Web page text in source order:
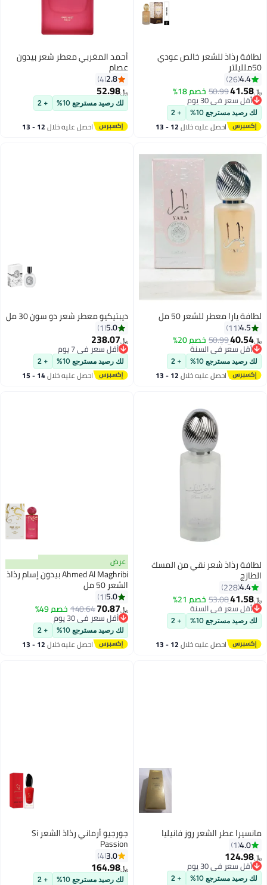
لطافة رذاذ للشعر خالص عودي
50ملليلتر
4.4
26
﷼‏41.58
50.99خصم 18%
أقل سعر في 30 يوم
أقل سعر في 30 يوم
لك رصيد مسترجع 10% + 2
احصل عليه خلال 12 - 13
أحمد المغربي معطر شعر بيدون
عصام
2.8
4
﷼‏52.98
لك رصيد مسترجع 10% + 2
احصل عليه خلال 12 - 13
لطافة يارا معطر للشعر 50 مل
4.5
11
﷼‏40.54
50.99خصم 20% #22 في رذاذ الشعر
أقل سعر في السنة
#22 في رذاذ الشعر
لك رصيد مسترجع 10% + 2
احصل عليه خلال 12 - 13
ديبتيكيو معطر شعر دو سون 30 مل
5.0
1
﷼‏238.07
أقل سعر في 7 يوم
أقل سعر في 7 يوم
لك رصيد مسترجع 10% + 2
احصل عليه خلال 14 - 15
لطافة رذاذ شعر نقي من المسك
الطازج
4.4
228
﷼‏41.58
53.08خصم 21% #10 في رذاذ الشعر
أقل سعر في السنة
#10 في رذاذ الشعر
لك رصيد مسترجع 10% + 2
احصل عليه خلال 12 - 13
اغسطس
عرض
Ahmed Al Maghribi بيدون إسام رذاذ
الشعر 50 مل
5.0
1
﷼‏70.87
140.64خصم 49%
أقل سعر في 30 يوم
أقل سعر في 30 يوم
لك رصيد مسترجع 10% + 2
احصل عليه خلال 12 - 13
اغسطس
مانسيرا عطر الشعر روز فانيليا
4.0
1
﷼‏124.98
أقل سعر في 30 يوم
أقل سعر في 30 يوم
لك رصيد مسترجع 10% + 2
جورجيو أرماني رذاذ الشعر Si
Passion
3.0
4
﷼‏164.98
لك رصيد مسترجع 10% + 2